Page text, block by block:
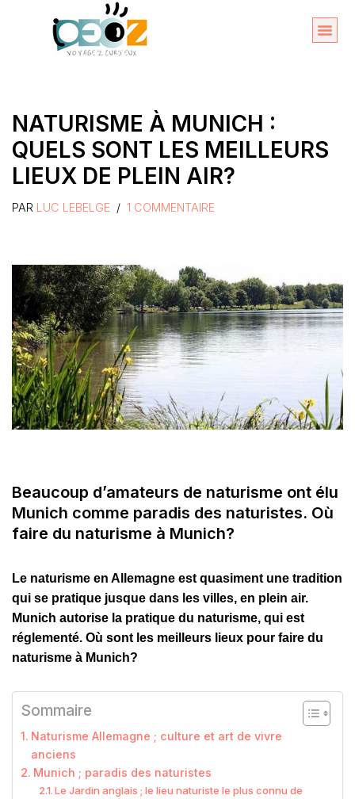
NATURISME À MUNICH :
QUELS SONT LES MEILLEURS
LIEUX DE PLEIN AIR?
PAR LUC LEBELGE 1 COMMENTAIRE
Beaucoup d’amateurs de naturisme ont élu
Munich comme paradis des naturistes. Où
faire du naturisme à Munich?
Le naturisme en Allemagne est quasiment une tradition
qui se pratique jusque dans les villes, en plein air.
Munich autorise la pratique du naturisme, qui est
réglementé. Où sont les meilleurs lieux pour faire du
naturisme à Munich?
Sommaire
Naturisme Allemagne ; culture et art de vivre
anciens
Munich ; paradis des naturistes
Le Jardin anglais ; le lieu naturiste le plus connu de